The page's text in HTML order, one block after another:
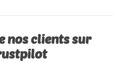
nos clients sur